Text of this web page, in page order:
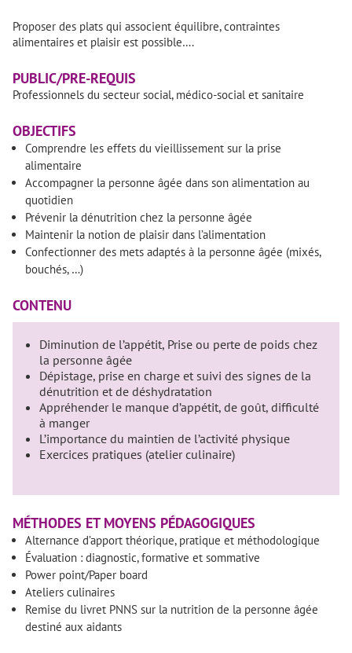
Proposer des plats qui associent équilibre, contraintes
alimentaires et plaisir est possible….
PUBLIC/PRE-REQUIS
Professionnels du secteur social, médico-social et sanitaire
OBJECTIFS
Comprendre les effets du vieillissement sur la prise
alimentaire
Accompagner la personne âgée dans son alimentation au
quotidien
Prévenir la dénutrition chez la personne âgée
Maintenir la notion de plaisir dans l’alimentation
Confectionner des mets adaptés à la personne âgée (mixés,
bouchés, …)
CONTENU
Diminution de l’appétit, Prise ou perte de poids chez
la personne âgée
Dépistage, prise en charge et suivi des signes de la
dénutrition et de déshydratation
Appréhender le manque d’appétit, de goût, difficulté
à manger
L’importance du maintien de l’activité physique
Exercices pratiques (atelier culinaire)
MÉTHODES ET MOYENS PÉDAGOGIQUES
Alternance d’apport théorique, pratique et méthodologique
Évaluation : diagnostic, formative et sommative
Power point/Paper board
Ateliers culinaires
Remise du livret PNNS sur la nutrition de la personne âgée
destiné aux aidants